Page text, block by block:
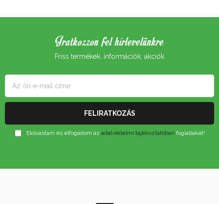
Iratkozzon fel hírlevelünkre
Friss termékek, információk, akciók
Elolvastam és elfogadom az adatvédelmi tájékoztatóban foglaltakat!